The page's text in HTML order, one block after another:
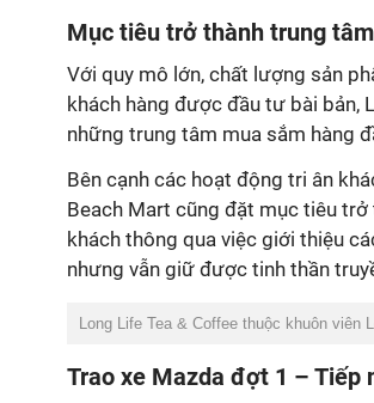
Mục tiêu trở thành trung
Với quy mô lớn, chất lượng sản
khách hàng được đầu tư bài bản,
những trung tâm mua sắm hàng
Bên cạnh các hoạt động tri ân
Beach Mart cũng đặt mục tiêu
khách thông qua việc giới thiệu
nhưng vẫn giữ được tinh thần
Long Life Tea & Coffee thuộc khuôn viên
Trao xe Mazda đợt 1 – Tiếp